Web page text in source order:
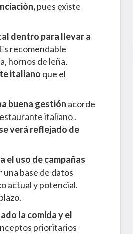
pues existe
dentro para llevar a
recomendable
hornos de leña,
italiano que el
buena gestión acorde
italiano .
verá reflejado de
uso de campañas
base de datos
actual y potencial.
la comida y el
prioritarios